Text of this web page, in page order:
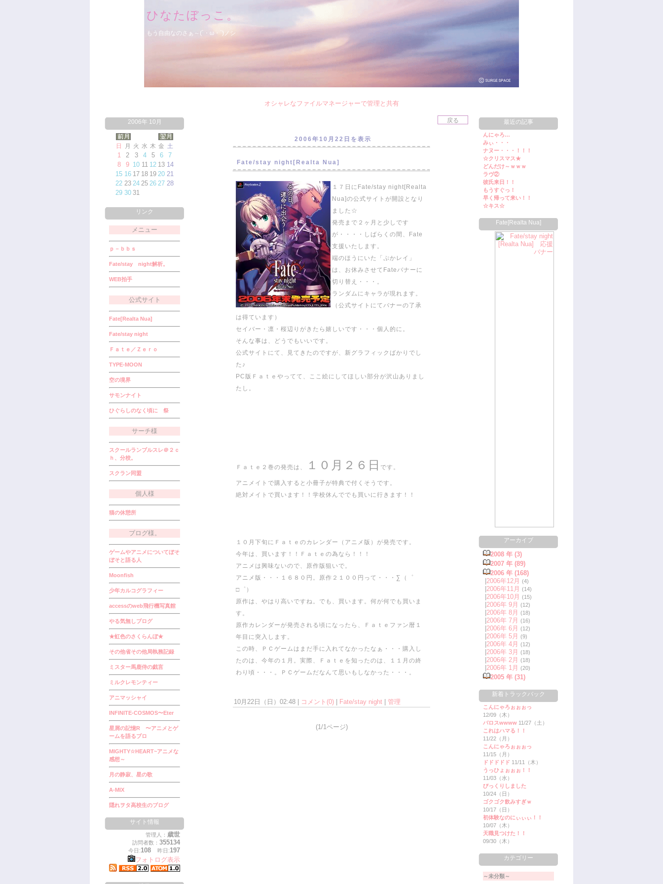
ひなたぼっこ。
もう自由なのさぁ～(´・ω・`)ノシ
オシャレなファイルマネージャーで管理と共有
2006年 10月
日 月 火 水 木 金 土
1 2 3 4 5 6
7
8
9 10 11 12 13 14
15 16 17 18 19 20 21
22 23 24 25 26 27 28
29 30 31
リンク
メニュー
ｐ－ｂｂｓ
Fate/stay night解析。
WEB拍手
公式サイト
Fate[Realta Nua]
Fate/stay night
Ｆａｔｅ／Ｚｅｒｏ
TYPE-MOON
空の境界
サモンナイト
ひぐらしのなく頃に 祭
サーチ様
スクールランブルスレ＠２ｃ
ｈ、分校。
スクラン同盟
個人様
猫の休憩所
ブログ様。
ゲームやアニメについてぼそ
ぼそと語る人
Moonfish
少年カルコグラフィー
accessのweb飛行機写真館
やる気無しブログ
★虹色のさくらんぼ★
その他省その他局執務記録
ミスター馬鹿侍の戯言
ミルクレモンティー
アニマッシャイ
INFINITE-COSMOS〜Eter
星屑の記憶R 〜アニメとゲ
ームを語るブロ
MIGHTY☆HEART~アニメな
感想～
月の静寂、星の歌
A-MIX
隠れヲタ高校生のブログ
サイト情報
管理人： 歳世
訪問者数： 355134
今日:108 昨日:197
フォトログ表示
2006年10月22日を表示
Fate/stay night[Realta Nua]
１７日にFate/stay night[Realta
Nua]の公式サイトが開設となり
ました☆
発売まで２ヶ月と少しです
が・・・・しばらくの間、Fate
支援いたします。
端のほうにいた「ぷかレイ」
は、お休みさせてFateバナーに
切り替え・・・。
ランダムにキャラが現れます。
（公式サイトにてバナーの了承
は得ています）
セイバー・凛・桜辺りがきたら嬉しいです・・・個人的に。
そんな事は、どうでもいいです。
公式サイトにて、見てきたのですが、新グラフィックばかりでし
た♪
PC版Ｆａｔｅやってて、ここ絵にしてほしい部分が沢山ありまし
たし。
Ｆａｔｅ２巻の発売は、 １０月２６日 です。
アニメイトで購入すると小冊子が特典で付くそうです。
絶対メイトで買います！！学校休んででも買いに行きます！！
１０月下旬にＦａｔｅのカレンダー（アニメ版）が発売です。
今年は、買います！！Ｆａｔｅの為なら！！！
アニメは興味ないので、原作版狙いで。
アニメ版・・・１６８０円。原作２１００円って・・・∑（゜
□゜）
原作は、やはり高いですね。でも、買います。何が何でも買いま
す。
原作カレンダーが発売される頃になったら、Ｆａｔｅファン暦１
年目に突入します。
この時、ＰＣゲームはまだ手に入れてなかったなぁ・・・購入し
たのは、今年の１月。実際、Ｆａｔｅを知ったのは、１１月の終
わり頃・・・。ＰＣゲームだなんて思いもしなかった・・・。
10月22日（日）02:48 | コメント(0) Fate/stay night 管理
(1/1ページ)
最近の記事
んにゃろ…
みぃ・・・
ナヌー・・・！！！
☆クリスマス★
どんだけ～ｗｗｗ
ラヴ②
彼氏来日！！
もうすぐっ！
早く帰って来い！！
☆キス☆
Fate[Realta Nua]
アーカイブ
2008 年 (3)
2007 年 (89)
2006 年 (168)
2006年12月 (4)
2006年11月 (14)
2006年10月 (15)
2006年 9月 (12)
2006年 8月 (18)
2006年 7月 (16)
2006年 6月 (12)
2006年 5月 (9)
2006年 4月 (12)
2006年 3月 (18)
2006年 2月 (18)
2006年 1月 (20)
2005 年 (31)
新着トラックバック
こんにゃろぉぉぉっ
12/09（木）
バロスwwww 11/27（土）
これはハマる！！
11/22（月）
こんにゃろぉぉぉっ
11/15（月）
ドドドドド 11/11（木）
うっひょぉぉぉ！！
11/03（水）
びっくりしました
10/24（日）
ゴクゴク飲みすぎｗ
10/17（日）
初体験なのにぃぃぃ！！
10/07（木）
天職見つけた！！
09/30（木）
カテゴリー
～未分類～